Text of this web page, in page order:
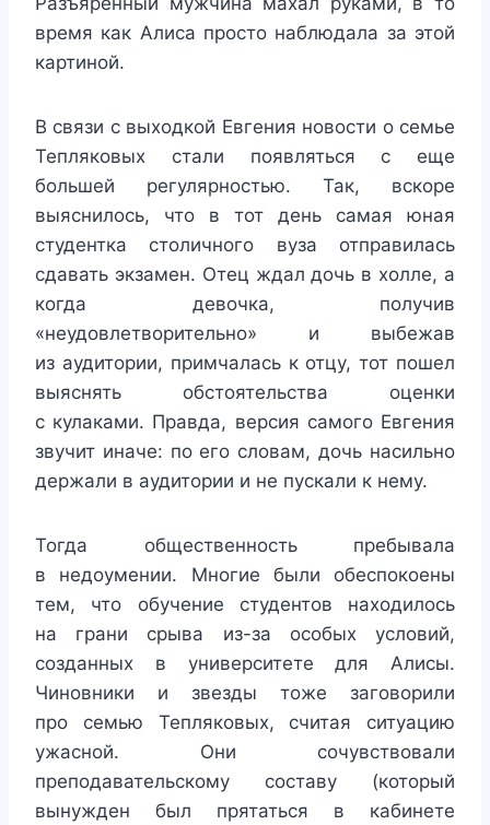
время как Алиса просто наблюдала за этой
картиной.
В связи с выходкой Евгения новости о семье
Тепляковых стали появляться с еще
большей регулярностью. Так, вскоре
выяснилось, что в тот день самая юная
студентка столичного вуза отправилась
сдавать экзамен. Отец ждал дочь в холле, а
когда девочка, получив
«неудовлетворительно» и выбежав
из аудитории, примчалась к отцу, тот пошел
выяснять обстоятельства оценки
с кулаками. Правда, версия самого Евгения
звучит иначе: по его словам, дочь насильно
держали в аудитории и не пускали к нему.
Тогда общественность пребывала
в недоумении. Многие были обеспокоены
тем, что обучение студентов находилось
на грани срыва из-за особых условий,
созданных в университете для Алисы.
Чиновники и звезды тоже заговорили
про семью Тепляковых, считая ситуацию
ужасной. Они сочувствовали
преподавательскому составу (который
вынужден был прятаться в кабинете